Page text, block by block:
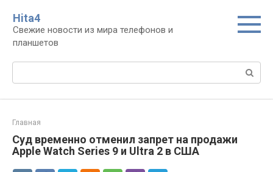
контенту
Нita4
Свежие новости из мира телефонов и
планшетов
Поиск:
Главная
Суд временно отменил запрет на продажи
Apple Watch Series 9 и Ultra 2 в США